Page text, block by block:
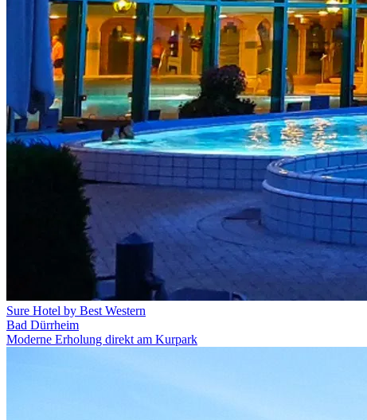
Sure Hotel by Best Western
Bad Dürrheim
Moderne Erholung direkt am Kurpark